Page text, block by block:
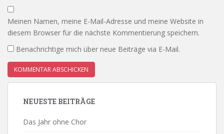
Meinen Namen, meine E-Mail-Adresse und meine Website in
diesem Browser für die nächste Kommentierung speichern.
Benachrichtige mich über neue Beiträge via E-Mail.
NEUESTE BEITRÄGE
Das Jahr ohne Chor